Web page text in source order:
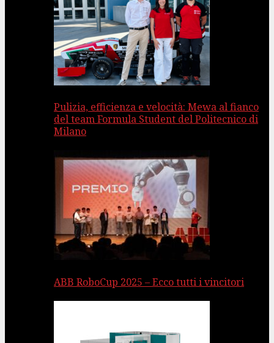
Pulizia, efficienza e velocità: Mewa al fianco
del team Formula Student del Politecnico di
Milano
ABB RoboCup 2025 – Ecco tutti i vincitori